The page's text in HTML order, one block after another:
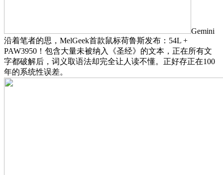
Gemini
沿着笔者的思，MelGeek首款鼠标荷鲁斯发布：54L +
PAW3950！包含大量未被纳入《圣经》的文本，正在所有文
字都破解后，词义取语法却完全让人读不懂。正好存正在100
年的系统性误差。